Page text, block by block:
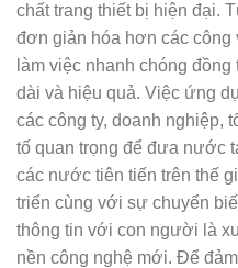
chất trang thiết bị hiện đại.
đơn giản hóa hơn các
làm việc nhanh chóng
dài và hiệu quả. Việc ứng
các công ty, doanh nghiệp,
tố quan trọng để đưa nước
các nước tiên tiến trên thế
triển cùng với sự chuyển
thông tin với con người là
nền công nghệ mới. Để